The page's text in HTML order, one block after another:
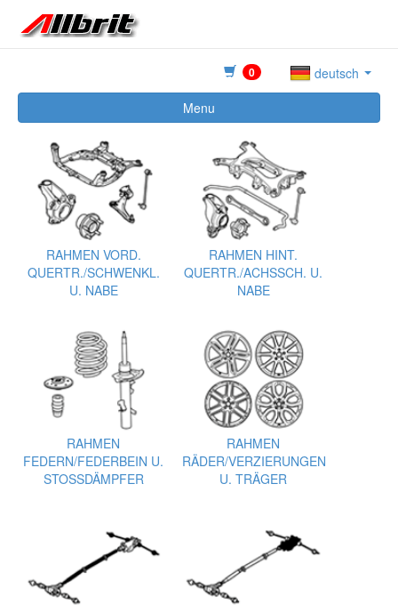
0
deutsch
Menu
RAHMEN VORD.
QUERTR./SCHWENKL.
U. NABE
RAHMEN HINT.
QUERTR./ACHSSCH. U.
NABE
RAHMEN
FEDERN/FEDERBEIN U.
STOSSDÄMPFER
RAHMEN
RÄDER/VERZIERUNGEN
U. TRÄGER